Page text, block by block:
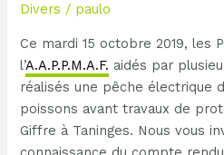
Divers / paulo
Ce mardi 15 octobre 2019, les
l’A.A.P.P.M.A.F. aidés par
réalisés une pêche électrique
poissons avant travaux de
Giffre à Taninges. Nous vous